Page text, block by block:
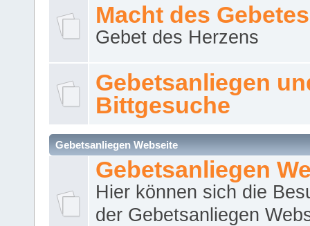
Macht des Gebetes
Gebet des Herzens
Gebetsanliegen
Bittgesuche
Gebetsanliegen Webseite
Gebetsanliegen
Hier können sich die
der Gebetsanliegen